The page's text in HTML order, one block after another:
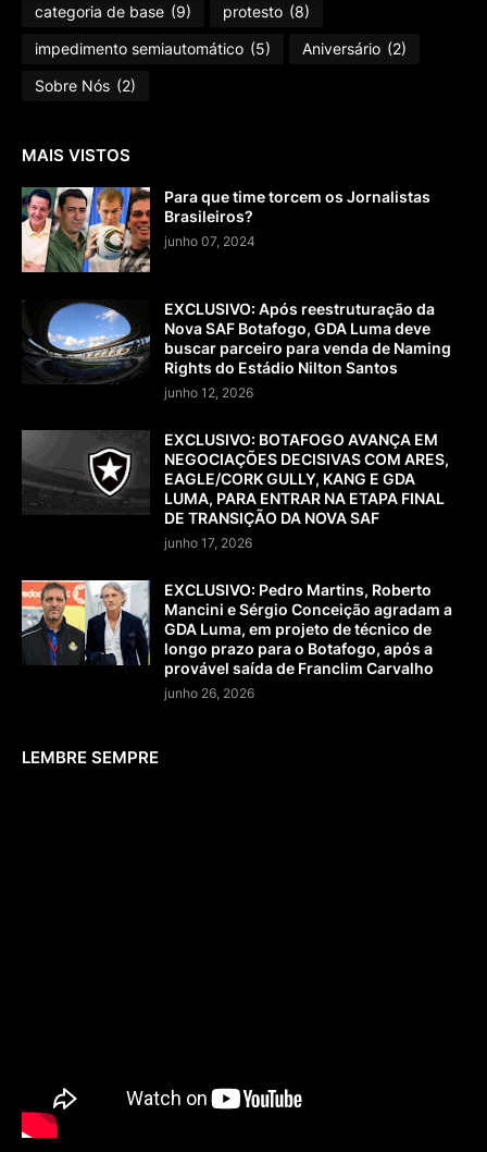
categoria de base (9) protesto (8)
impedimento semiautomático (5) Aniversário (2)
Sobre Nós (2)
MAIS VISTOS
Para que time torcem os Jornalistas
Brasileiros?
junho 07, 2024
EXCLUSIVO: Após reestruturação da
Nova SAF Botafogo, GDA Luma deve
buscar parceiro para venda de Naming
Rights do Estádio Nilton Santos
junho 12, 2026
EXCLUSIVO: BOTAFOGO AVANÇA EM
NEGOCIAÇÕES DECISIVAS COM ARES,
EAGLE/CORK GULLY, KANG E GDA
LUMA, PARA ENTRAR NA ETAPA FINAL
DE TRANSIÇÃO DA NOVA SAF
junho 17, 2026
EXCLUSIVO: Pedro Martins, Roberto
Mancini e Sérgio Conceição agradam a
GDA Luma, em projeto de técnico de
longo prazo para o Botafogo, após a
provável saída de Franclim Carvalho
junho 26, 2026
LEMBRE SEMPRE